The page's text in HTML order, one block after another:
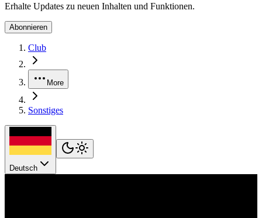
Erhalte Updates zu neuen Inhalten und Funktionen.
Abonnieren
Club
More
Sonstiges
Deutsch